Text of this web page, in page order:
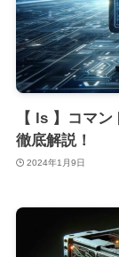
【 ls 】コマ
徹底解説！
2024年1月9日